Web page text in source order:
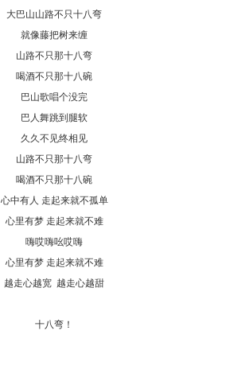
大巴山山路不只十八弯
就像藤把树来缠
山路不只那十八弯
喝酒不只那十八碗
巴山歌唱个没完
巴人舞跳到腿软
久久不见终相见
山路不只那十八弯
喝酒不只那十八碗
心中有人 走起来就不孤单
心里有梦 走起来就不难
嗨哎嗨吆哎嗨
心里有梦 走起来就不难
越走心越宽 越走心越甜
十八弯！